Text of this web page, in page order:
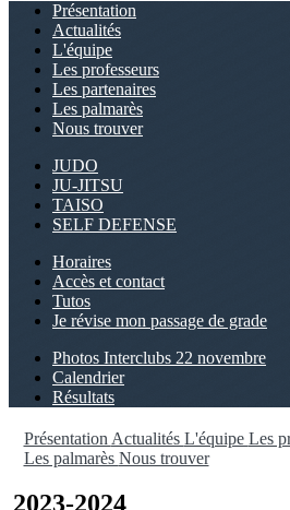
Présentation
Actualités
L'équipe
Les professeurs
Les partenaires
Les palmarès
Nous trouver
JUDO
JU-JITSU
TAISO
SELF DEFENSE
Horaires
Accès et contact
Tutos
Je révise mon passage de grade
Photos Interclubs 22 novembre
Calendrier
Résultats
Présentation Actualités L'équipe Les
Les palmarès Nous trouver
2023-2024